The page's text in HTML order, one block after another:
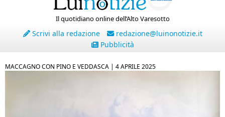
Il quotidiano online dell’Alto Varesotto
Scrivi alla redazione
redazione@luinonotizie.it
Pubblicità
MACCAGNO CON PINO E VEDDASCA | 4 APRILE 2025